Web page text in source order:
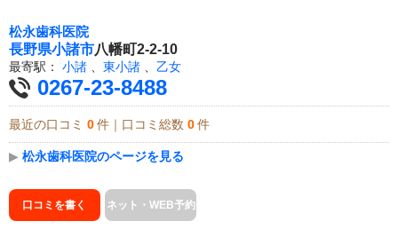
松永歯科医院
長野県小諸市八幡町2-2-10
最寄駅： 小諸 東小諸 乙女
0267-23-8488
最近の口コミ 0 件｜口コミ総数 0 件
▶ 松永歯科医院のページを見る
口コミを書く ネット・WEB予約